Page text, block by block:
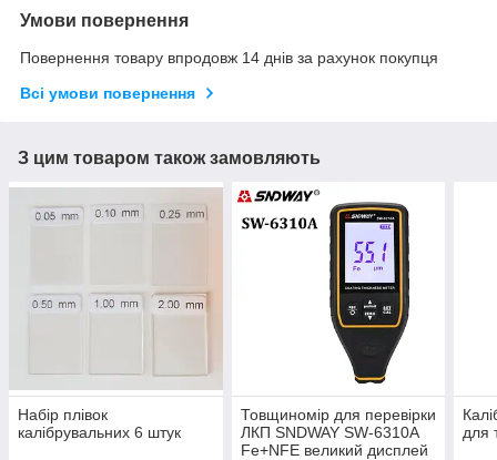
Умови повернення
Повернення товару впродовж 14 днів за рахунок покупця
Всі умови повернення
З цим товаром також замовляють
Набір плівок
калібрувальних 6 штук
Товщиномір для перевірки
ЛКП SNDWAY SW-6310A
Fe+NFE великий дисплей
для